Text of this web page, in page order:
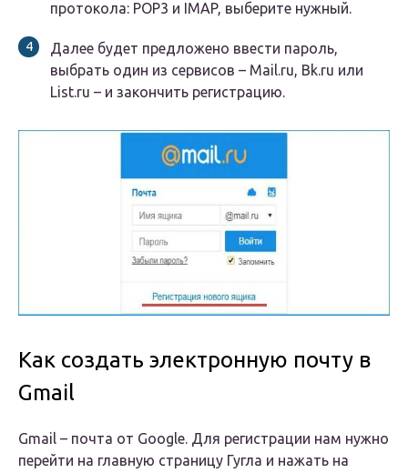
протокола: POP3 и IMAP, выберите нужный.
Далее будет предложено ввести пароль,
выбрать один из сервисов – Mail.ru, Bk.ru или
List.ru – и закончить регистрацию.
Как создать электронную почту в
Gmail
Gmail – почта от Google. Для регистрации нам нужно
перейти на главную страницу Гугла и нажать на